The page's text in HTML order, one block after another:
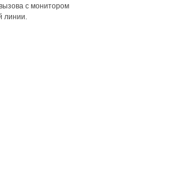
с монитором
линии.